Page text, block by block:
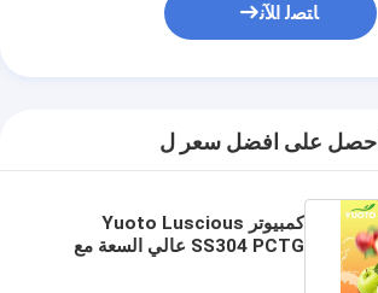
ﺎﺘﺼﻟ ﺍﻶﻧ
احصل على افضل سعر ل
كمبيوتر Yuoto Luscious
SS304 PCTG عالي السعة مع